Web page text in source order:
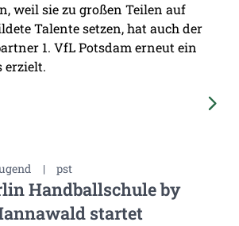
weil sie zu großen Teilen auf
Talente setzen, hat auch der
1. VfL Potsdam erneut ein
erzielt.
| pst
Handballschule by
startet